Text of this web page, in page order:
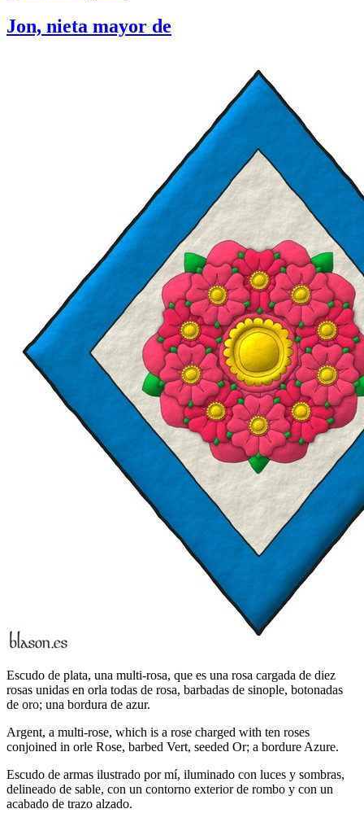
Jon, nieta mayor de
Escudo de plata, una multi-rosa, que es una rosa cargada de diez
rosas unidas en orla todas de rosa, barbadas de sinople, botonadas
de oro; una bordura de azur.
Argent, a multi-rose, which is a rose charged with ten roses
conjoined in orle Rose, barbed Vert, seeded Or; a bordure Azure.
Escudo de armas ilustrado por mí, iluminado con luces y sombras,
delineado de sable, con un contorno exterior de rombo y con un
acabado de trazo alzado.